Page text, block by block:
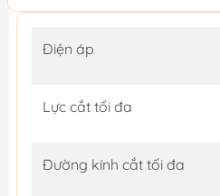
Điện áp
Lực cắt tối đa
Đường kính cắt tối đa